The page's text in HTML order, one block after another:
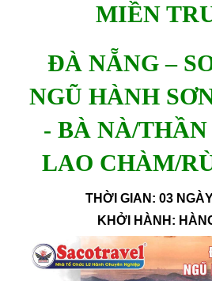
MIỀN
ĐÀ NẴNG –
NGŨ HÀNH
- BÀ NÀ/
LAO CHÀM/
THỜI GIAN: 03
KHỞI HÀNH: